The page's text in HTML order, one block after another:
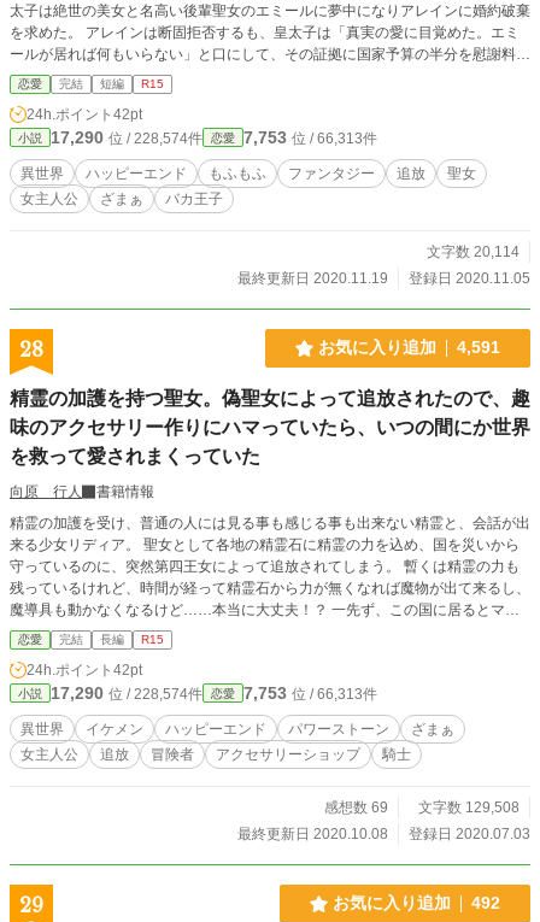
太子は絶世の美女と名高い後輩聖女のエミールに夢中になりアレインに婚約破棄
を求めた。 アレインは断固拒否するも、皇太子は「真実の愛に目覚めた。エミ
ールが居れば何もいらない」と口にして、その証拠に国家予算の半分を慰謝料と
して渡すと宣言する。 後輩聖女のエミールは「気まずくなるからアレインと同
じ仕事はしたくない」と皇太子に懇願したらしく、聖女を辞める退職金も含めて
いるのだそうだ。 婚約破棄を承諾したアレインは大量の金塊や現金を規格外の
収納魔法で一度に受け取った。 そして、実家に帰ってきた彼女は王族との縁談
を金と引き換えに破棄したことを父親に責められて勘当されてしまう。 仕事を
失って、実家を追放された彼女は国外に出ることを余儀なくされた彼女は法外な
財力で借金に苦しむ獣人族の土地を買い上げて、スローライフをスタートさせ
恋愛 完結 短編 R15
24h.ポイント 42pt
小説 17,290 位 / 228,574件 恋愛 7,753 位 / 66,313件
異世界 ハッピーエンド もふもふ ファンタジー 追放
聖女
女主人公
ざまぁ バカ王子
文字数 20,114
最終更新日 2020.11.19
登録日 2020.11.05
28 お気に入り追加 4,591
精霊の加護を持つ聖女。偽聖女によって追放されたので、趣
味のアクセサリー作りにハマっていたら、いつの間にか世界
を救って愛されまくっていた
向原 行人
書籍情報
精霊の加護を受け、普通の人には見る事も感じる事も出来ない精霊と、会話が出
来る少女リディア。 聖女として各地の精霊石に精霊の力を込め、国を災いから
守っているのに、突然第四王女によって追放されてしまう。 暫くは精霊の力も
残っているけれど、時間が経って精霊石から力が無くなれば魔物が出て来るし、
魔導具も動かなくなるけど……本当に大丈夫！？ 一先ず、この国に居るとマズ
そうだから、元聖女っていうのは隠して、別の国で趣味を活かして生活していこ
うかな。 ※第○話：主人公視点 挿話○：タイトルに書かれたキャラの視点 と
なります。
恋愛 完結 長編 R15
24h.ポイント 42pt
小説 17,290 位 / 228,574件 恋愛 7,753 位 / 66,313件
異世界 イケメン ハッピーエンド パワーストーン
ざまぁ
女主人公
追放 冒険者 アクセサリーショップ 騎士
感想数 69
文字数 129,508
最終更新日 2020.10.08
登録日 2020.07.03
29 お気に入り追加 492